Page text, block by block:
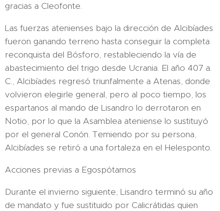
gracias a Cleofonte.
Las fuerzas atenienses bajo la dirección de Alcibíades
fueron ganando terreno hasta conseguir la completa
reconquista del Bósforo, restableciendo la vía de
abastecimiento del trigo desde Ucrania. El año 407 a.
C., Alcibíades regresó triunfalmente a Atenas, donde
volvieron elegirle general, pero al poco tiempo, los
espartanos al mando de Lisandro lo derrotaron en
Notio, por lo que la Asamblea ateniense lo sustituyó
por el general Conón. Temiendo por su persona,
Alcibíades se retiró a una fortaleza en el Helesponto.
Acciones previas a Egospótamos
Durante el invierno siguiente, Lisandro terminó su año
de mandato y fue sustituido por Calicrátidas quien